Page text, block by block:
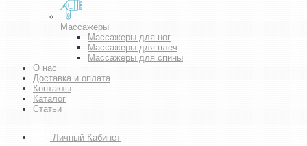
Массажеры
Массажеры для ног
Массажеры для плеч
Массажеры для спины
О нас
Доставка и оплата
Контакты
Каталог
Статьи
Личный Кабинет